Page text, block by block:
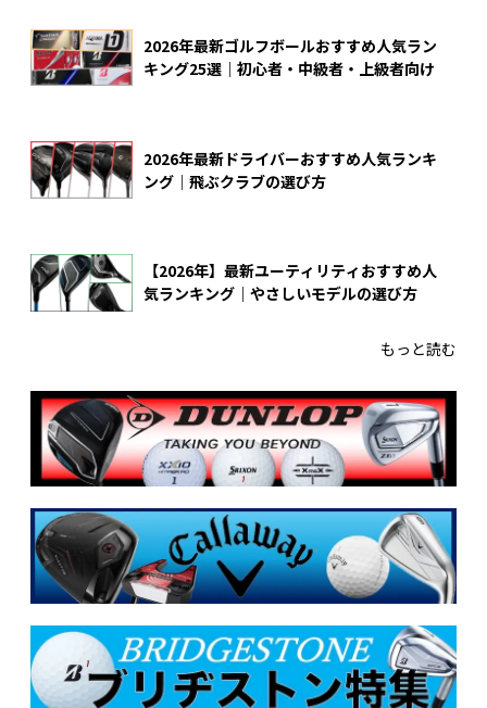
2026年最新ゴルフボールおすすめ人気ラン
キング25選｜初心者・中級者・上級者向け
2026年最新ドライバーおすすめ人気ランキ
ング｜飛ぶクラブの選び方
【2026年】最新ユーティリティおすすめ人
気ランキング｜やさしいモデルの選び方
もっと読む